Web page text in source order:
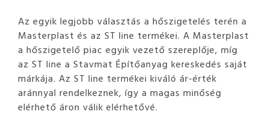
Az egyik legjobb választás a hőszigetelés terén a
Masterplast és az ST line termékei. A Masterplast
a hőszigetelő piac egyik vezető szereplője, míg
az ST line a Stavmat Építőanyag kereskedés saját
márkája. Az ST line termékei kiváló ár-érték
aránnyal rendelkeznek, így a magas minőség
elérhető áron válik elérhetővé.